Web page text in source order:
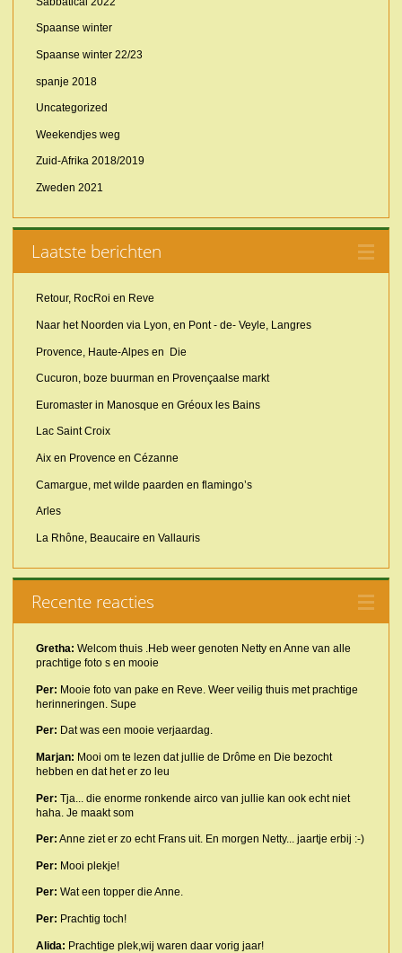
Spaanse winter
Spaanse winter 22/23
spanje 2018
Uncategorized
Weekendjes weg
Zuid-Afrika 2018/2019
Zweden 2021
Laatste berichten
Retour, RocRoi en Reve
Naar het Noorden via Lyon, en Pont - de- Veyle, Langres
Provence, Haute-Alpes en Die
Cucuron, boze buurman en Provençaalse markt
Euromaster in Manosque en Gréoux les Bains
Lac Saint Croix
Aix en Provence en Cézanne
Camargue, met wilde paarden en flamingo’s
Arles
La Rhône, Beaucaire en Vallauris
Recente reacties
Gretha: Welcom thuis .Heb weer genoten Netty en Anne van alle
prachtige foto s en mooie
Per: Mooie foto van pake en Reve. Weer veilig thuis met prachtige
herinneringen. Supe
Per: Dat was een mooie verjaardag.
Marjan: Mooi om te lezen dat jullie de Drôme en Die bezocht
hebben en dat het er zo leu
Per: Tja... die enorme ronkende airco van jullie kan ook echt niet
haha. Je maakt som
Per: Anne ziet er zo echt Frans uit. En morgen Netty... jaartje erbij :-)
Per: Mooi plekje!
Per: Wat een topper die Anne.
Per: Prachtig toch!
Alida: Prachtige plek,wij waren daar vorig jaar!